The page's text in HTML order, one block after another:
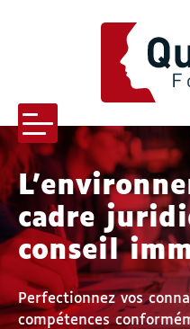
Menu
Qualis formation
Pourquoi nous choisir
cadre
conseil
Perfectionnez vos
compétences